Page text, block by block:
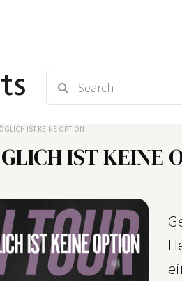
IST KEINE OPTION
IST KEINE